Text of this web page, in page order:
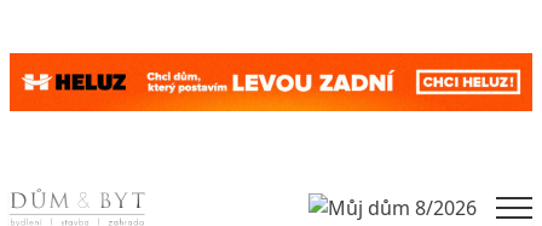
Skip to content